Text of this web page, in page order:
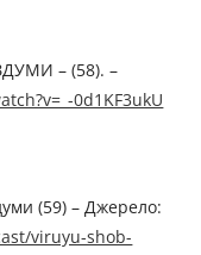
– (58). –
0d1KF3ukU
(59) – Джерелo:
viruyu-shob-